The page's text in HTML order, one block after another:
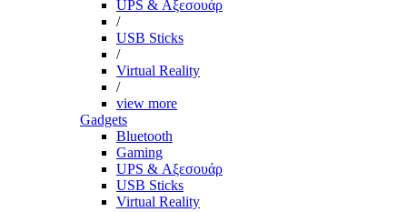
UPS & Αξεσουάρ
/
USB Sticks
/
Virtual Reality
/
view more
Gadgets
Bluetooth
Gaming
UPS & Αξεσουάρ
USB Sticks
Virtual Reality